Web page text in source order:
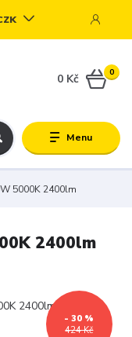
Menu
0
0 Kč
5000K 2400lm
2400lm
424 Kč
- 30 %